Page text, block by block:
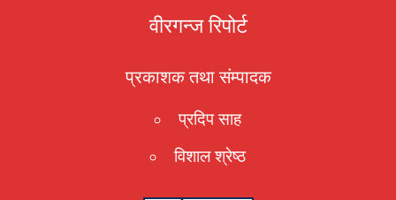
वीरगन्ज रिपोर्ट
प्रकाशक तथा संम्पादक
प्रदिप साह
विशाल श्रेष्ठ